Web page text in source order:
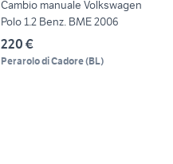
Cambio manuale Volkswagen
Polo 1.2 Benz. BME 2006
220 €
Perarolo di Cadore(BL)